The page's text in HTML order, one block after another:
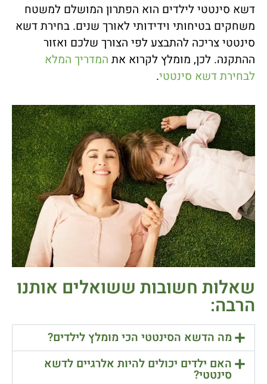
דשא סינטטי לילדים הוא הפתרון המושלם למשטח
משחקים בטיחותי וידידותי לאורך שנים. בחירת דשא
סינטטי צריכה להתבצע לפי הצורך שלכם ואזור
ההתקנה. לכן, מומלץ לקרוא את המדריך המלא
לבחירת דשא סינטטי.
שאלות חשובות ששואלים אותנו
הרבה:
מה הדשא הסינטטי הכי מומלץ לילדים?
האם ילדים יכולים להיות אלרגיים לדשא
סינטטי?